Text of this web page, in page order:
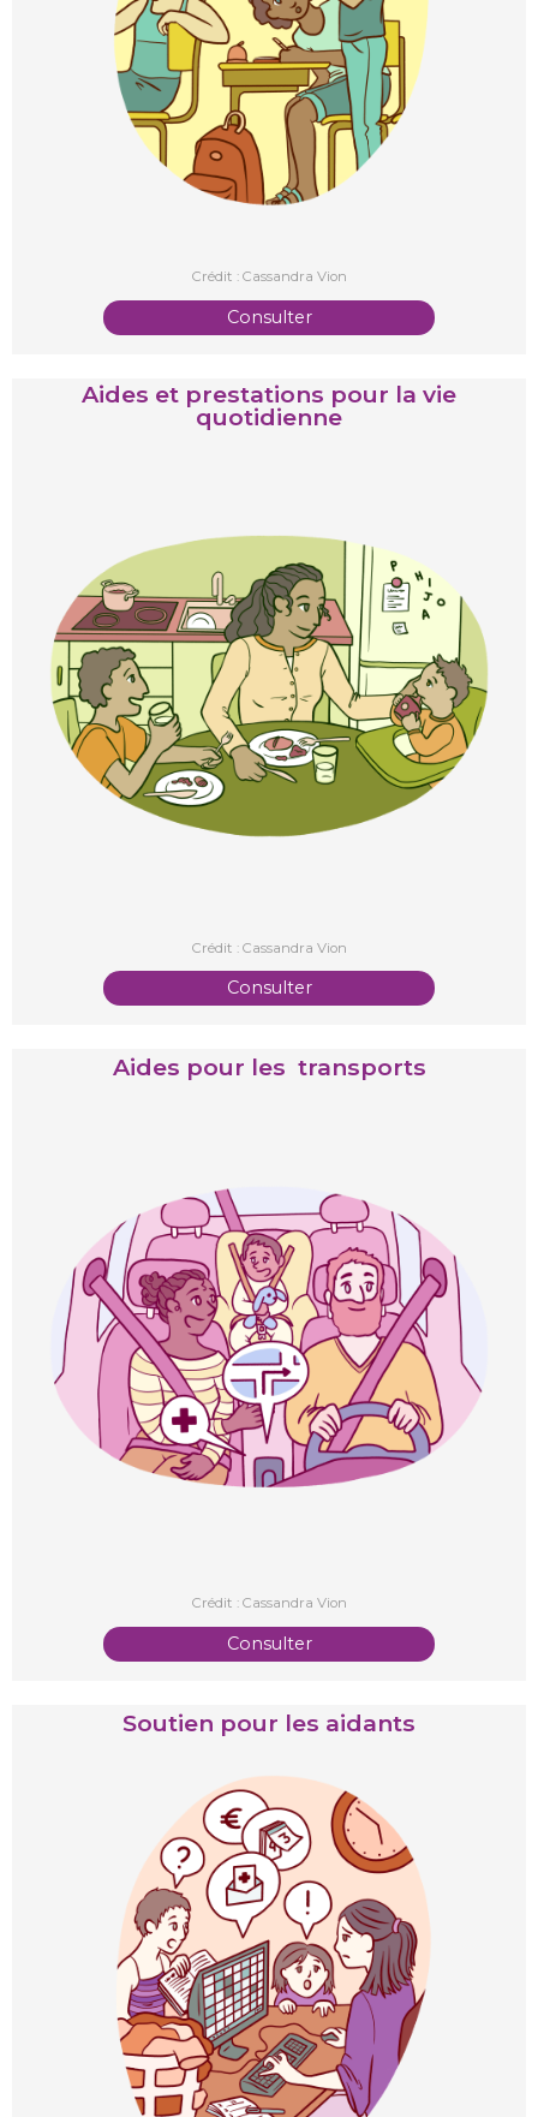
Crédit : Cassandra Vion
Consulter
Aides et prestations pour la vie
quotidienne
Crédit : Cassandra Vion
Consulter
Aides pour les transports
Crédit : Cassandra Vion
Consulter
Soutien pour les aidants